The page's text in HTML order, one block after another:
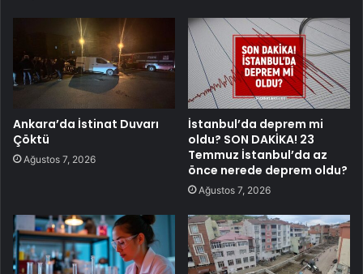
Ankara’da İstinat Duvarı
Çöktü
Ağustos 7, 2026
İstanbul’da deprem mi
oldu? SON DAKİKA! 23
Temmuz İstanbul’da az
önce nerede deprem oldu?
Ağustos 7, 2026